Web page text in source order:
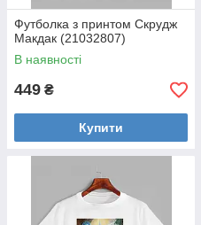
Футболка з принтом Скрудж
Макдак (21032807)
В наявності
449 ₴
Купити